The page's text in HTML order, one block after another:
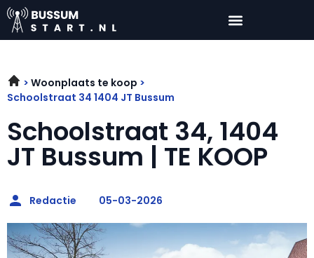
Woonplaats te koop
Schoolstraat 34 1404 JT Bussum
Schoolstraat 34, 1404
JT Bussum | TE KOOP
Redactie 05-03-2026